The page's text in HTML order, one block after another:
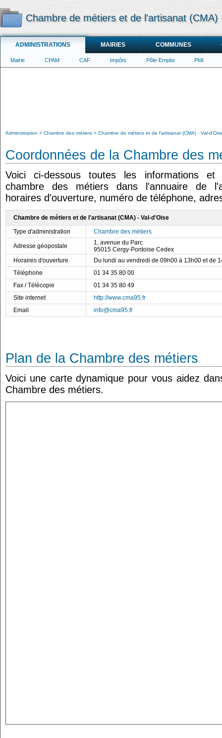
Chambre de métiers et de l'artisanat (CMA)
ADMINISTRATIONS MAIRIES COMMUNES
Mairie CPAM CAF Impôts Pôle-Emploi PMI
Administration Chambre des métiers Chambre de métiers et de l'artisanat (CMA) - Val-
Coordonnées de la Chambre des
Voici ci-dessous toutes les informations et
chambre des métiers dans l'annuaire de
horaires d'ouverture, numéro de téléphone,
Chambre de métiers et de l'artisanat (CMA) - Val-d'Oise
Type d'administration
Chambre des métiers
Adresse géopostale
1, avenue du Parc
95015 Cergy-Pontoise Cedex
Horaires d'ouverture
Du lundi au vendredi de 09h00 à 13h00 et de
Téléphone
01 34 35 80 00
Fax / Télécopie
01 34 35 80 49
Site internet
http://www.cma95.fr
Email
info@cma95.fr
Plan de la Chambre des métiers
Voici une carte dynamique pour vous aidez
Chambre des métiers.